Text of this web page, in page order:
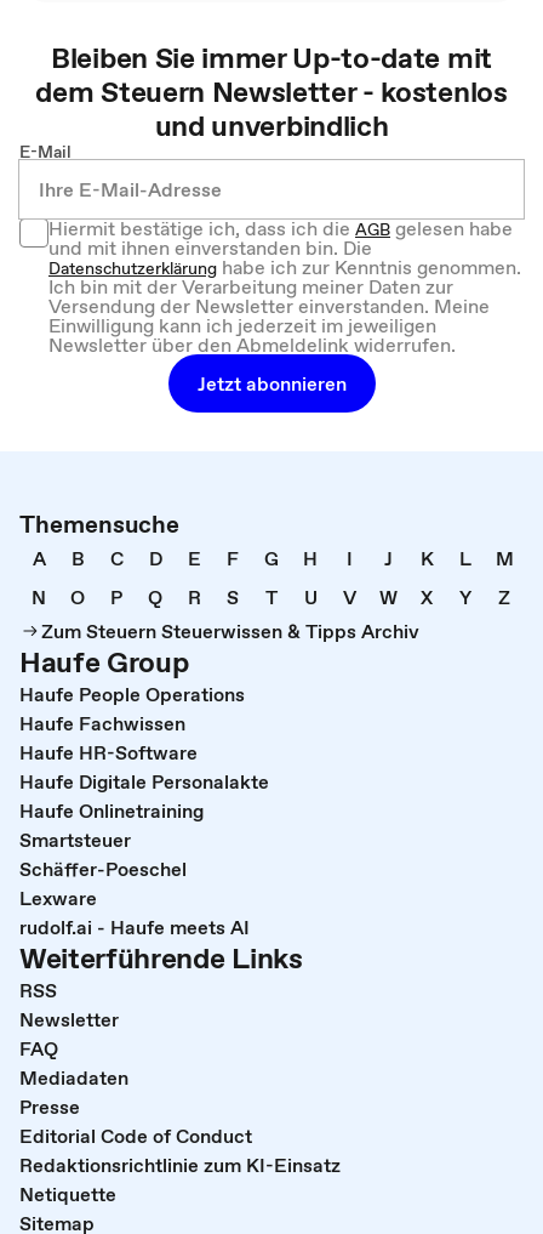
Bleiben Sie immer Up-to-date mit
demSteuern Newsletter - kostenlos
und unverbindlich
E-Mail
Hiermit bestätige ich, dass ich dieAGBgelesen habe
und mit ihnen einverstanden bin. Die
Datenschutzerklärung habe ich zur Kenntnis genommen.
Ich bin mit der Verarbeitung meiner Daten zur
Versendung der Newsletter einverstanden. Meine
Einwilligung kann ich jederzeit im jeweiligen
Newsletter über den Abmeldelink widerrufen.
Jetzt abonnieren
Themensuche
A B C D E F G H I J K L
M
N
O P Q R S T U V W X Y
Z
Zum Steuern Steuerwissen & Tipps Archiv
Haufe Group
Haufe People Operations
Haufe Fachwissen
Haufe HR-Software
Haufe Digitale Personalakte
Haufe Onlinetraining
Smartsteuer
Schäffer-Poeschel
Lexware
rudolf.ai - Haufe meets AI
Weiterführende Links
RSS
Newsletter
FAQ
Mediadaten
Presse
Editorial Code of Conduct
Redaktionsrichtlinie zum KI-Einsatz
Netiquette
Sitemap